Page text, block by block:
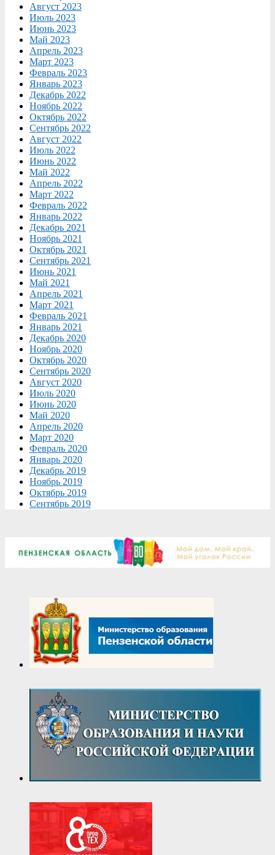
Август 2023
Июль 2023
Июнь 2023
Май 2023
Апрель 2023
Март 2023
Февраль 2023
Январь 2023
Декабрь 2022
Ноябрь 2022
Октябрь 2022
Сентябрь 2022
Август 2022
Июль 2022
Июнь 2022
Май 2022
Апрель 2022
Март 2022
Февраль 2022
Январь 2022
Декабрь 2021
Ноябрь 2021
Октябрь 2021
Сентябрь 2021
Июнь 2021
Май 2021
Апрель 2021
Март 2021
Февраль 2021
Январь 2021
Декабрь 2020
Ноябрь 2020
Октябрь 2020
Сентябрь 2020
Август 2020
Июль 2020
Июнь 2020
Май 2020
Апрель 2020
Март 2020
Февраль 2020
Январь 2020
Декабрь 2019
Ноябрь 2019
Октябрь 2019
Сентябрь 2019